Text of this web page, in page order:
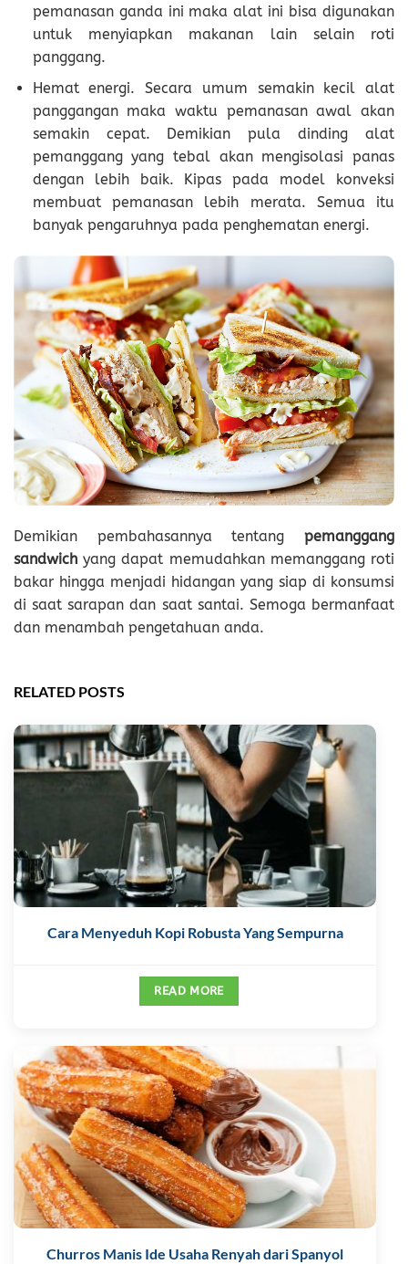
pemanasan ganda ini maka alat ini bisa digunakan
untuk menyiapkan makanan lain selain roti
panggang.
Hemat energi. Secara umum semakin kecil alat
panggangan maka waktu pemanasan awal akan
semakin cepat. Demikian pula dinding alat
pemanggang yang tebal akan mengisolasi panas
dengan lebih baik. Kipas pada model konveksi
membuat pemanasan lebih merata. Semua itu
banyak pengaruhnya pada penghematan energi.
Demikian pembahasannya tentang pemanggang
sandwich yang dapat memudahkan memanggang roti
bakar hingga menjadi hidangan yang siap di konsumsi
di saat sarapan dan saat santai. Semoga bermanfaat
dan menambah pengetahuan anda.
RELATED POSTS
Cara Menyeduh Kopi Robusta Yang Sempurna
READ MORE
Churros Manis Ide Usaha Renyah dari Spanyol